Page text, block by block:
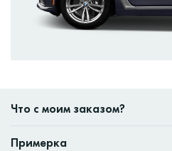
Что с моим заказом?
Примерка